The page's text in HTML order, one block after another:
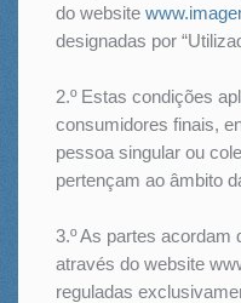
do website
designadas por
2.º Estas condições
consumidores finais,
pessoa singular ou
pertençam ao âmbito
3.º As partes acordam
através do website
reguladas